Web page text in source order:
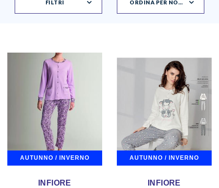
FILTRI ORDINA PER NOVITÀ
AUTUNNO / INVERNO
INFIORE
AUTUNNO / INVERNO
INFIORE